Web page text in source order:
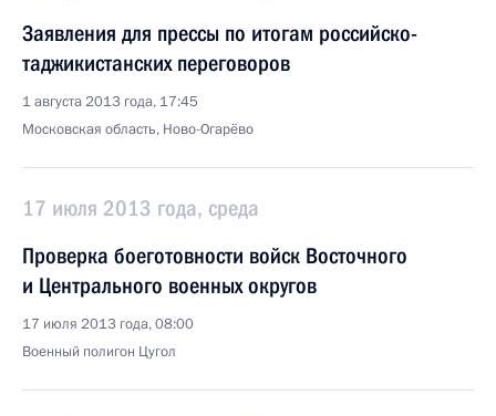
Заявления для прессы по итогам российско-
таджикистанских переговоров
1 августа 2013 года, 17:45
Московская область, Ново-Огарёво
17 июля 2013 года, среда
Проверка боеготовности войск Восточного
и Центрального военных округов
17 июля 2013 года, 08:00
Военный полигон Цугол